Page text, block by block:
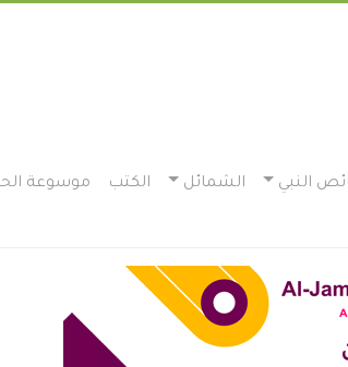
النبي الشمائل الكتب موسوعة